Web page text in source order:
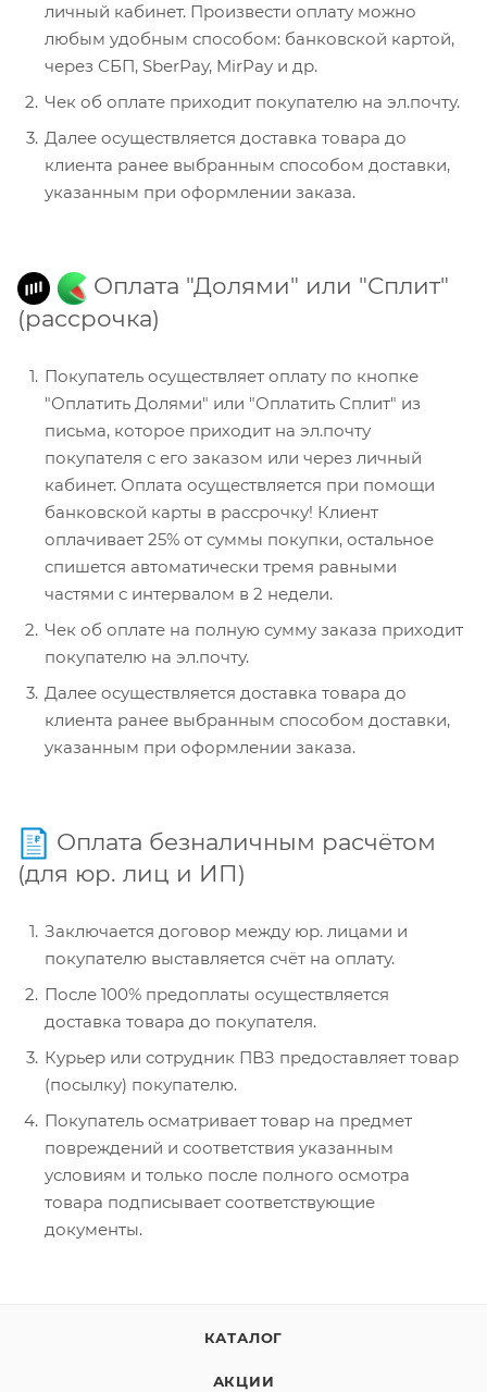
личный кабинет. Произвести оплату можно
любым удобным способом: банковской картой,
через СБП, SberPay, MirPay и др.
Чек об оплате приходит покупателю на эл.почту.
Далее осуществляется доставка товара до
клиента ранее выбранным способом доставки,
указанным при оформлении заказа.
Оплата "Долями" или "Сплит"
(рассрочка)
Покупатель осуществляет оплату по кнопке
"Оплатить Долями" или "Оплатить Сплит" из
письма, которое приходит на эл.почту
покупателя с его заказом или через личный
кабинет. Оплата осуществляется при помощи
банковской карты в рассрочку! Клиент
оплачивает 25% от суммы покупки, остальное
спишется автоматически тремя равными
частями с интервалом в 2 недели.
Чек об оплате на полную сумму заказа приходит
покупателю на эл.почту.
Далее осуществляется доставка товара до
клиента ранее выбранным способом доставки,
указанным при оформлении заказа.
Оплата безналичным расчётом
(для юр. лиц и ИП)
Заключается договор между юр. лицами и
покупателю выставляется счёт на оплату.
После 100% предоплаты осуществляется
доставка товара до покупателя.
Курьер или сотрудник ПВЗ предоставляет товар
(посылку) покупателю.
Покупатель осматривает товар на предмет
повреждений и соответствия указанным
условиям и только после полного осмотра
товара подписывает соответствующие
документы.
КАТАЛОГ
АКЦИИ